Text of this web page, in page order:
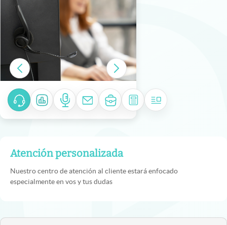
Atención personalizada
Nuestro centro de atención al cliente estará enfocado
especialmente en vos y tus dudas